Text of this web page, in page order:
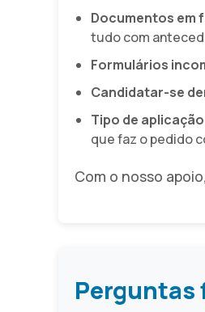
Documentos em
tudo com
Formulários
Candidatar-se
Tipo de
que faz o pedido
Com o nosso
Perguntas